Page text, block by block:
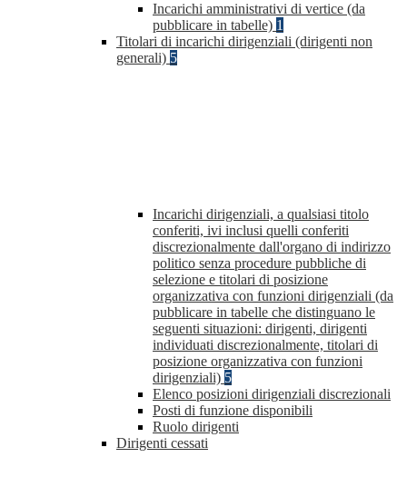
Incarichi amministrativi di vertice (da
pubblicare in tabelle) 1
Titolari di incarichi dirigenziali (dirigenti non
generali) 5
Incarichi dirigenziali, a qualsiasi titolo
conferiti, ivi inclusi quelli conferiti
discrezionalmente dall'organo di indirizzo
politico senza procedure pubbliche di
selezione e titolari di posizione
organizzativa con funzioni dirigenziali (da
pubblicare in tabelle che distinguano le
seguenti situazioni: dirigenti, dirigenti
individuati discrezionalmente, titolari di
posizione organizzativa con funzioni
dirigenziali) 5
Elenco posizioni dirigenziali discrezionali
Posti di funzione disponibili
Ruolo dirigenti
Dirigenti cessati